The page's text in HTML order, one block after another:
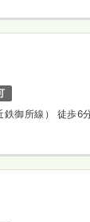
鉄御所線） 徒歩6